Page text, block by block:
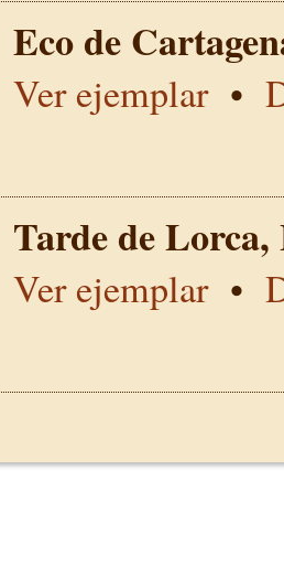
Eco de
Ver ejemplar•
Tarde de
Ver ejemplar•